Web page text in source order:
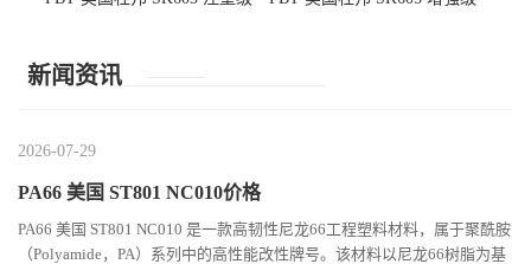
新闻资讯
2026-07-29
PA66 美国 ST801 NC010价格
PA66 美国 ST801 NC010 是一款高韧性尼龙66工程塑料材料，属于聚酰胺
（Polyamide，PA）系列中的高性能改性牌号。该材料以尼龙66树脂为基